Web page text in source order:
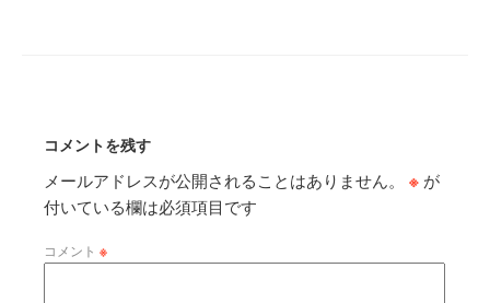
コメントを残す
メールアドレスが公開されることはありません。 ※ が
付いている欄は必須項目です
コメント ※